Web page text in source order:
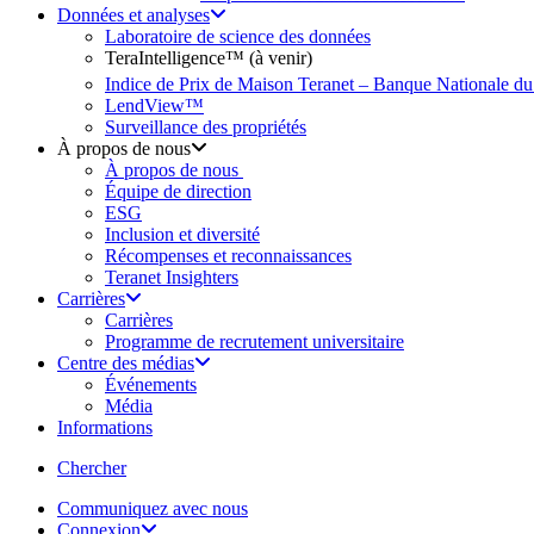
Données et analyses
Laboratoire de science des données
TeraIntelligence™ (à venir)
Indice de Prix de Maison Teranet – Banque Nationale
LendView™
Surveillance des propriétés
À propos de nous
À propos de nous
Équipe de direction
ESG
Inclusion et diversité
Récompenses et reconnaissances
Teranet Insighters
Carrières
Carrières
Programme de recrutement universitaire
Centre des médias
Événements
Média
Informations
Cherchersearch
Communiquez avec nous
Connexion